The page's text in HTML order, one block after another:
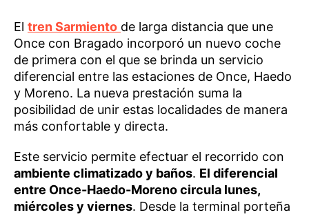
El tren Sarmiento de larga distancia que une
Once con Bragado incorporó un nuevo coche
de primera con el que se brinda un servicio
diferencial entre las estaciones de Once, Haedo
y Moreno. La nueva prestación suma la
posibilidad de unir estas localidades de manera
más confortable y directa.
Este servicio permite efectuar el recorrido con
ambiente climatizado y baños. El diferencial
entre Once-Haedo-Moreno circula lunes,
miércoles y viernes. Desde la terminal porteña